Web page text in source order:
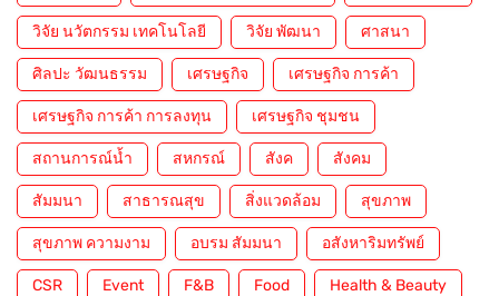
วิจัย นวัตกรรม เทคโนโลยี วิจัย พัฒนา ศาสนา
ศิลปะ วัฒนธรรม เศรษฐกิจ เศรษฐกิจ การค้า
เศรษฐกิจ การค้า การลงทุน เศรษฐกิจ ชุมชน
สถานการณ์น้ำ สหกรณ์ สังค สังคม
สัมมนา สาธารณสุข สิ่งแวดล้อม สุขภาพ
สุขภาพ ความงาม อบรม สัมมนา อสังหาริมทรัพย์
CSR Event F&B Food Health & Beauty